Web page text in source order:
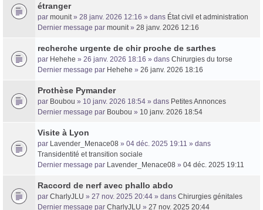
étranger
par mounit» 28 janv. 2026 12:16 » dans État civil et administration
Dernier message par mounit» 28 janv. 2026 12:16
recherche urgente de chir proche de sarthes
par Hehehe » 26 janv. 2026 18:16 » dans Chirurgies du torse
Dernier message par Hehehe » 26 janv. 2026 18:16
Prothèse Pymander
par Boubou » 10 janv. 2026 18:54 » dans Petites Annonces
Dernier message par Boubou » 10 janv. 2026 18:54
Visite à Lyon
par Lavender_Menace08 » 04 déc. 2025 19:11 » dans
Transidentité et transition sociale
Dernier message par Lavender_Menace08 » 04 déc. 2025 19:11
Raccord de nerf avec phallo abdo
par CharlyJLU » 27 nov. 2025 20:44 » dans Chirurgies génitales
Dernier message par CharlyJLU » 27 nov. 2025 20:44